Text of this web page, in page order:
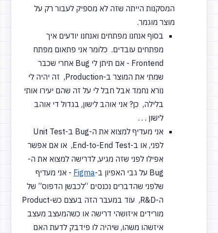
המסקנות הייתה שזה לא מספיק לעבור רק על
מוצר מוגמר.
בסוף אנחנו מפתחים ואנחנו יודעים איך
מפתחים עובדים. כלומר אני פתאום מפתח
Frontend - אם תיתן לי Bug אחרי שכבר
שמתי את המוצר ב-Production, זה יהיה לי
נורא נחמד אבל חבל לי על זה שהם יעירו אותי
בלילה, כן? אני אוהב לישון, בגדול די אוהב
לישון . . .
אני מעדיף למצוא את ה-Bug ב-Unit Test
לפני, או ב-End-to-End Test, או אם אפשר
אפילו לפני שזה מגיע, לדרישה למצוא את ה-
Bug על גבי האפיון ב-
Figma - אני מעדיף
שלפני שהדברים נכנסים “לכבשן הדפוס” של
ה-R&D, עוד במעבר הזה בעצם כש-Product
מורידים איזושהי דרישה או כשהמעצב מעצב
איזשהו משהו, שיהיה לו פידבק לדעת האם